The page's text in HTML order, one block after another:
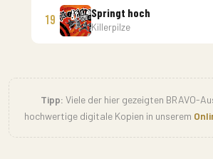
19
Springt hoch
Killerpilze
Tipp: Viele der hier gezeigten BRAVO-
hochwertige digitale Kopien in unserem